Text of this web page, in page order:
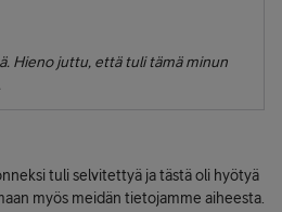
Hieno juttu, että tuli tämä minun
tuli selvitettyä ja tästä oli hyötyä
myös meidän tietojamme aiheesta.